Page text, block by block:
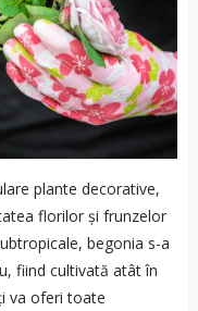
plante decorative,
florilor și frunzelor
begonia s-a
fiind cultivată atât în
va oferi toate